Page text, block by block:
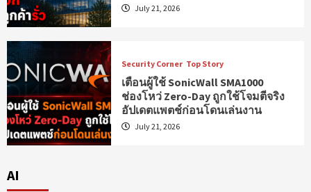
July 21, 2026
Security Corner Top Story
เตือนผู้ใช้ SonicWall SMA1000
ช่องโหว่ Zero-Day ถูกใช้โจมตีจริง
อัปเดตแพตช์ก่อนโดนเล่นงาน
July 21, 2026
AI